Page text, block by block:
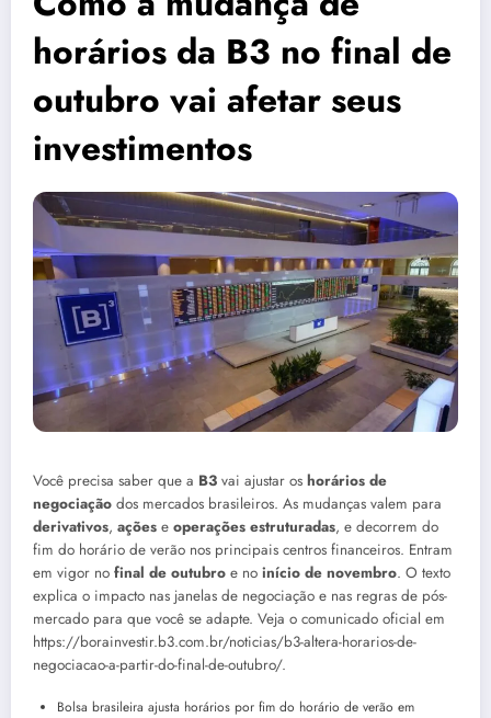
horários da B3 no final de
outubro vai afetar seus
investimentos
Você precisa saber que a B3 vai ajustar os horários de
negociação dos mercados brasileiros. As mudanças valem para
derivativos, ações e operações estruturadas, e decorrem do
fim do horário de verão nos principais centros financeiros. Entram
em vigor no final de outubro e no início de novembro. O texto
explica o impacto nas janelas de negociação e nas regras de pós-
mercado para que você se adapte. Veja o comunicado oficial em
https://borainvestir.b3.com.br/noticias/b3-altera-horarios-de-
negociacao-a-partir-do-final-de-outubro/.
Bolsa brasileira ajusta horários por fim do horário de verão em